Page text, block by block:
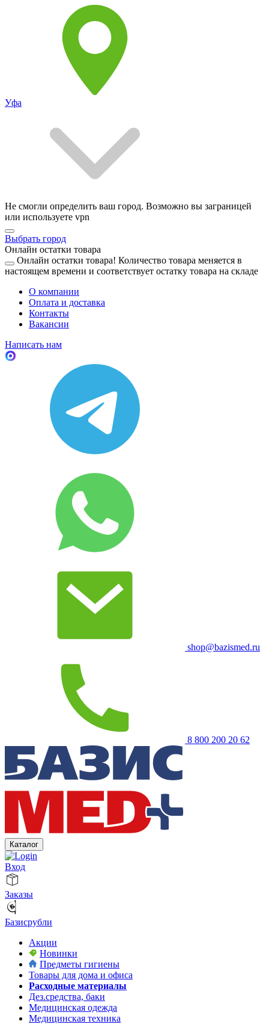
Уфа
Не смогли определить ваш город. Возможно вы заграницей
или используете vpn
Выбрать город
Онлайн остатки товара
Онлайн остатки товара! Количество товара меняется в
настоящем времени и соответствует остатку товара на складе
О компании
Оплата и доставка
Контакты
Вакансии
Написать нам
shop@bazismed.ru
8 800 200 20 62
Каталог
Вход
Заказы
Базисрубли
Акции
Новинки
Предметы гигиены
Товары для дома и офиса
Расходные материалы
Дез.средства, баки
Медицинская одежда
Медицинская техника